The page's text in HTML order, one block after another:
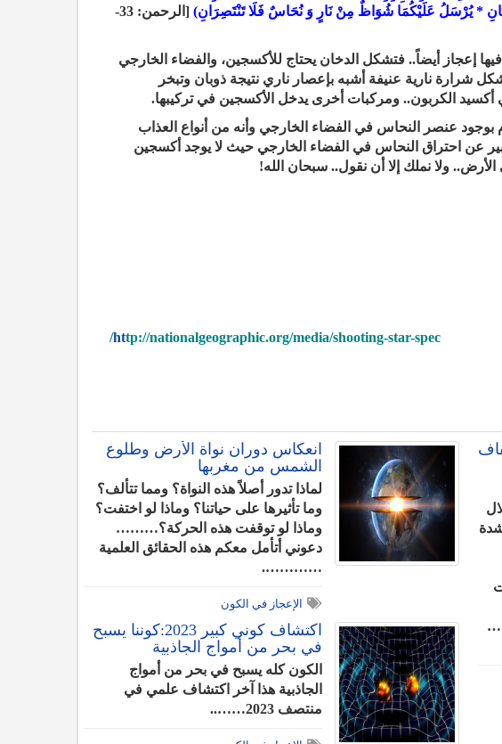
* يُرْسَلُ عَلَيْكُمَا شُوَاظٌ مِنْ نَارٍ وَ نُحَاسٌ فَلَا تَنْتَصِرَانِ)
[الرحمن: 33-
إعجاز أيضاً.. فتشكل الدخان يحتاج للأكسجين، والفضاء الخارجي
شرارة نارية عنيفة أشبه بإعصار ناري نتيجة ذوبان وتبخر
الكربون.. ومركبات أخرى يدخل الأكسجين في تركيبها.
بوجود عنصر النحاس في الفضاء الخارجي وأنه من أنواع العذاب
عن احتراق النحاس في الفضاء الخارجي حيث لا يوجد أكسجين
ولا نملك إلا أن نقول.. سبحان الله!
http://nationalgeographic.org/media/shooting-star-spec/
شدة
…
انعكاس دوران نواة الأرض وطلوع
الشمس من مغربها
لماذا تدور أصلاً هذه النواة؟ ومما تتألف؟
وما تأثيرها على حياتنا؟ وماذا لو اختفت؟
وماذا لو توقفت هذه الحركة؟………
دعوني أتأمل معكم هذه الحقائق العلمية
………….
الإعجاز في الكون
اكتشاف كوني كبير 2023:كوننا يسبح
في بحر من أمواج الجاذبية
الكون كله يسبح في بحر من أمواج
الجاذبية هذا آخر اكتشاف علمي في
منتصف 2023……..